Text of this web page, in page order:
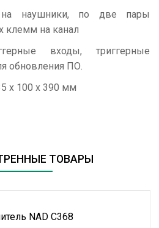
наушники, по две пары
клемм на канал
входы, триггерные
обновления ПО.
х 100 х 390 мм
ТОВАРЫ